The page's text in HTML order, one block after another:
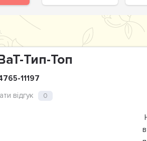
Тип-Топ
11197
відгук
0